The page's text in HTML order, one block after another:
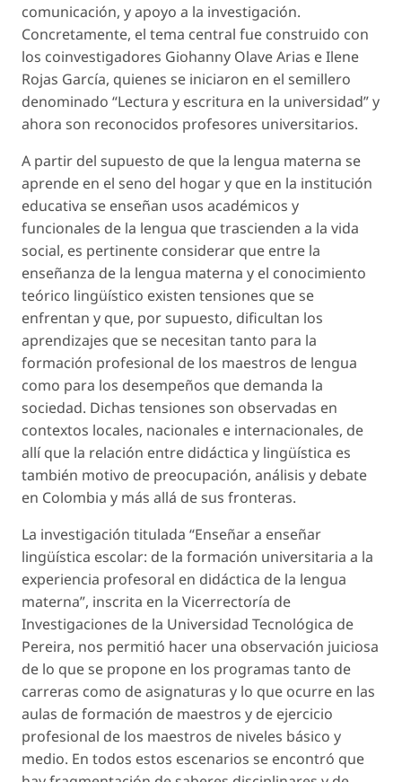
comunicación, y apoyo a la investigación.
Concretamente, el tema central fue construido con
los coinvestigadores Giohanny Olave Arias e Ilene
Rojas García, quienes se iniciaron en el semillero
denominado “Lectura y escritura en la universidad” y
ahora son reconocidos profesores universitarios.
A partir del supuesto de que la lengua materna se
aprende en el seno del hogar y que en la institución
educativa se enseñan usos académicos y
funcionales de la lengua que trascienden a la vida
social, es pertinente considerar que entre la
enseñanza de la lengua materna y el conocimiento
teórico lingüístico existen tensiones que se
enfrentan y que, por supuesto, dificultan los
aprendizajes que se necesitan tanto para la
formación profesional de los maestros de lengua
como para los desempeños que demanda la
sociedad. Dichas tensiones son observadas en
contextos locales, nacionales e internacionales, de
allí que la relación entre didáctica y lingüística es
también motivo de preocupación, análisis y debate
en Colombia y más allá de sus fronteras.
La investigación titulada “Enseñar a enseñar
lingüística escolar: de la formación universitaria a la
experiencia profesoral en didáctica de la lengua
materna”, inscrita en la Vicerrectoría de
Investigaciones de la Universidad Tecnológica de
Pereira, nos permitió hacer una observación juiciosa
de lo que se propone en los programas tanto de
carreras como de asignaturas y lo que ocurre en las
aulas de formación de maestros y de ejercicio
profesional de los maestros de niveles básico y
medio. En todos estos escenarios se encontró que